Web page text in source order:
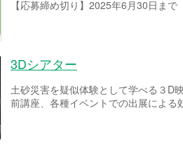
【応募締め切り】2025年6月30日まで
3Dシアター
土砂災害を疑似体験として学べる３D
前講座、各種イベントでの出展による